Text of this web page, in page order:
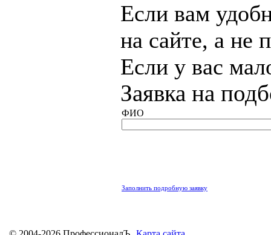
Если вам
на сайте, а не
Если у вас
Заявка на
ФИО
Заполнить подробную заявку